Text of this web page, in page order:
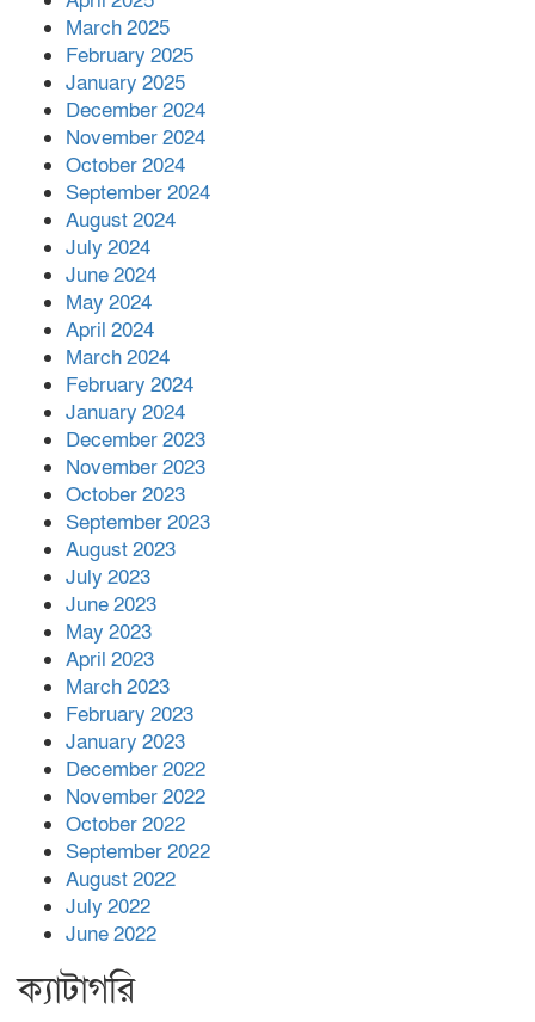
March 2025
February 2025
January 2025
December 2024
November 2024
October 2024
September 2024
August 2024
July 2024
June 2024
May 2024
April 2024
March 2024
February 2024
January 2024
December 2023
November 2023
October 2023
September 2023
August 2023
July 2023
June 2023
May 2023
April 2023
March 2023
February 2023
January 2023
December 2022
November 2022
October 2022
September 2022
August 2022
July 2022
June 2022
ক্যাটাগরি